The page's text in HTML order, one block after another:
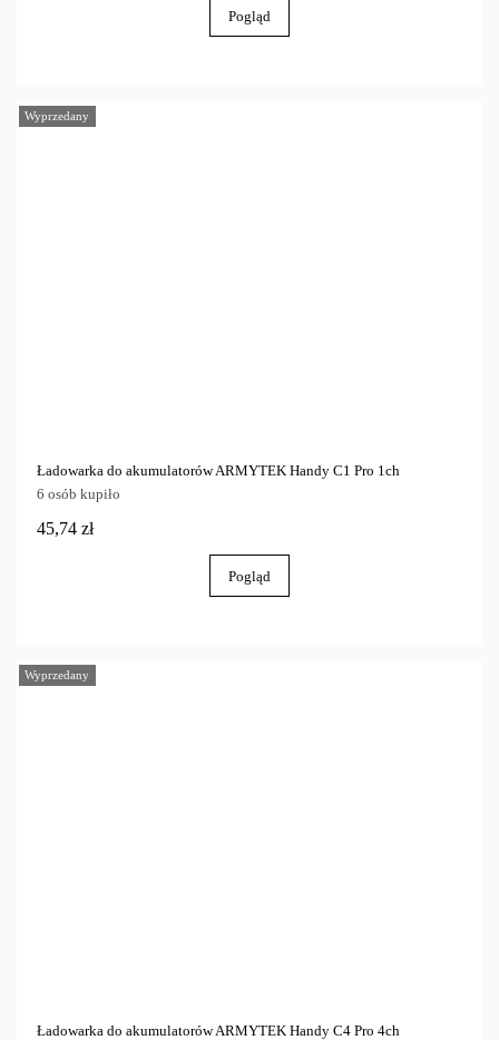
Pogląd
Wyprzedany
Ładowarka do akumulatorów ARMYTEK Handy C1 Pro 1ch
6 osób kupiło
45,74 zł
Pogląd
Wyprzedany
Ładowarka do akumulatorów ARMYTEK Handy C4 Pro 4ch